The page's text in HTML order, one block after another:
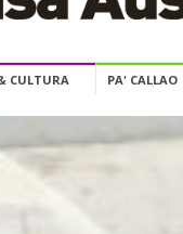
CULTURA PA' CALLAO